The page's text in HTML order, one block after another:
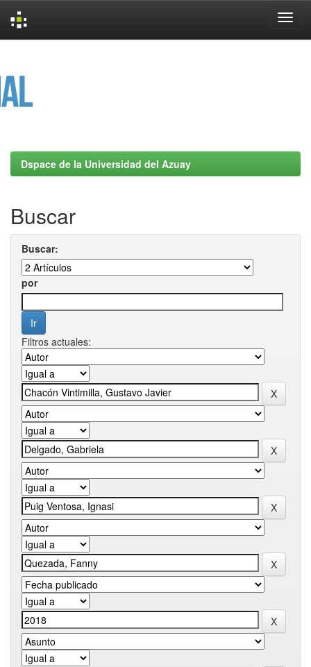
Dspace de la Universidad del Azuay
Buscar
Buscar:
por
Filtros actuales: